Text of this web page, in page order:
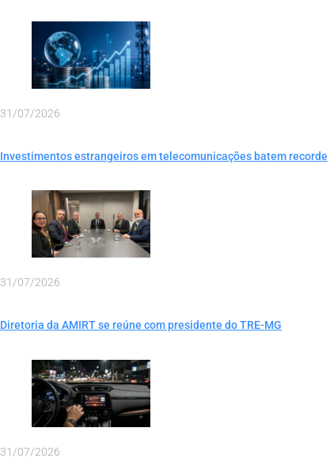
31/07/2026
Investimentos estrangeiros em telecomunicações batem recorde
31/07/2026
Diretoria da AMIRT se reúne com presidente do TRE-MG
31/07/2026